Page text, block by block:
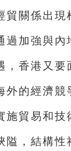
關係出現
過加強與內
，香港又要
外的經濟競
施貿易和技
隘，結構性